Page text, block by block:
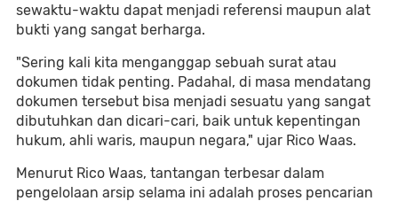
sewaktu-waktu dapat menjadi referensi maupun alat
bukti yang sangat berharga.
"Sering kali kita menganggap sebuah surat atau
dokumen tidak penting. Padahal, di masa mendatang
dokumen tersebut bisa menjadi sesuatu yang sangat
dibutuhkan dan dicari-cari, baik untuk kepentingan
hukum, ahli waris, maupun negara," ujar Rico Waas.
Menurut Rico Waas, tantangan terbesar dalam
pengelolaan arsip selama ini adalah proses pencarian